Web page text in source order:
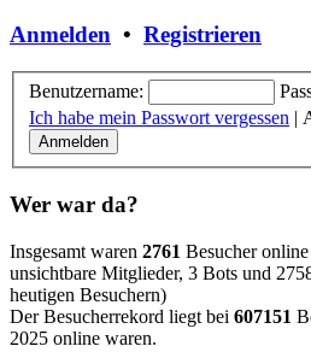
Anmelden • Registrieren
Benutzername:
Ich habe mein Passwort vergessen |
Wer war da?
Insgesamt waren 2761 Besucher
unsichtbare Mitglieder, 3 Bots und
heutigen Besuchern)
Der Besucherrekord liegt bei 607151
2025 online waren.